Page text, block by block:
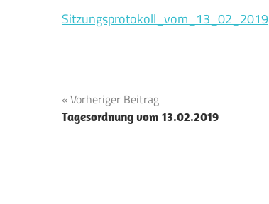
Sitzungsprotokoll_vom_13_02_2019
Beitragsnavigation
Vorheriger Beitrag
Tagesordnung vom 13.02.2019